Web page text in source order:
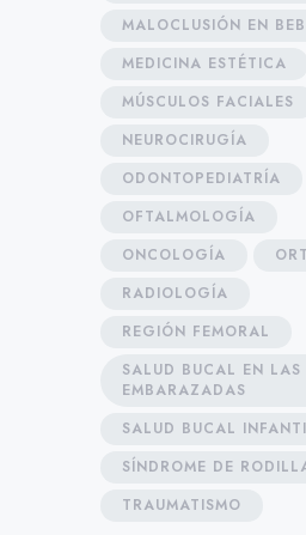
MALOCLUSIÓN EN
MEDICINA ESTÉTICA
MÚSCULOS FACIALES
NEUROCIRUGÍA
ODONTOPEDIATRÍA
OFTALMOLOGÍA
ONCOLOGÍA
RADIOLOGÍA
REGIÓN FEMORAL
SALUD BUCAL EN LAS
EMBARAZADAS
SALUD BUCAL
SÍNDROME DE
TRAUMATISMO